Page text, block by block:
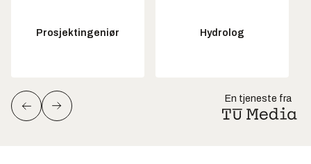
Prosjektingeniør Hydrolog
En tjeneste fra